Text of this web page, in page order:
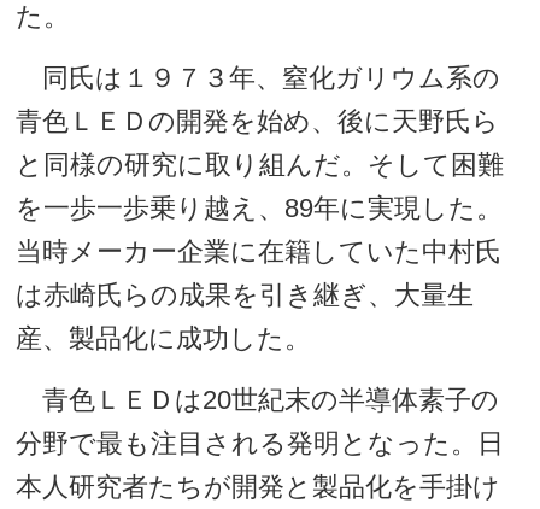
た。
同氏は１９７３年、窒化ガリウム系の
青色ＬＥＤの開発を始め、後に天野氏ら
と同様の研究に取り組んだ。そして困難
を一歩一歩乗り越え、89年に実現した。
当時メーカー企業に在籍していた中村氏
は赤崎氏らの成果を引き継ぎ、大量生
産、製品化に成功した。
青色ＬＥＤは20世紀末の半導体素子の
分野で最も注目される発明となった。日
本人研究者たちが開発と製品化を手掛け